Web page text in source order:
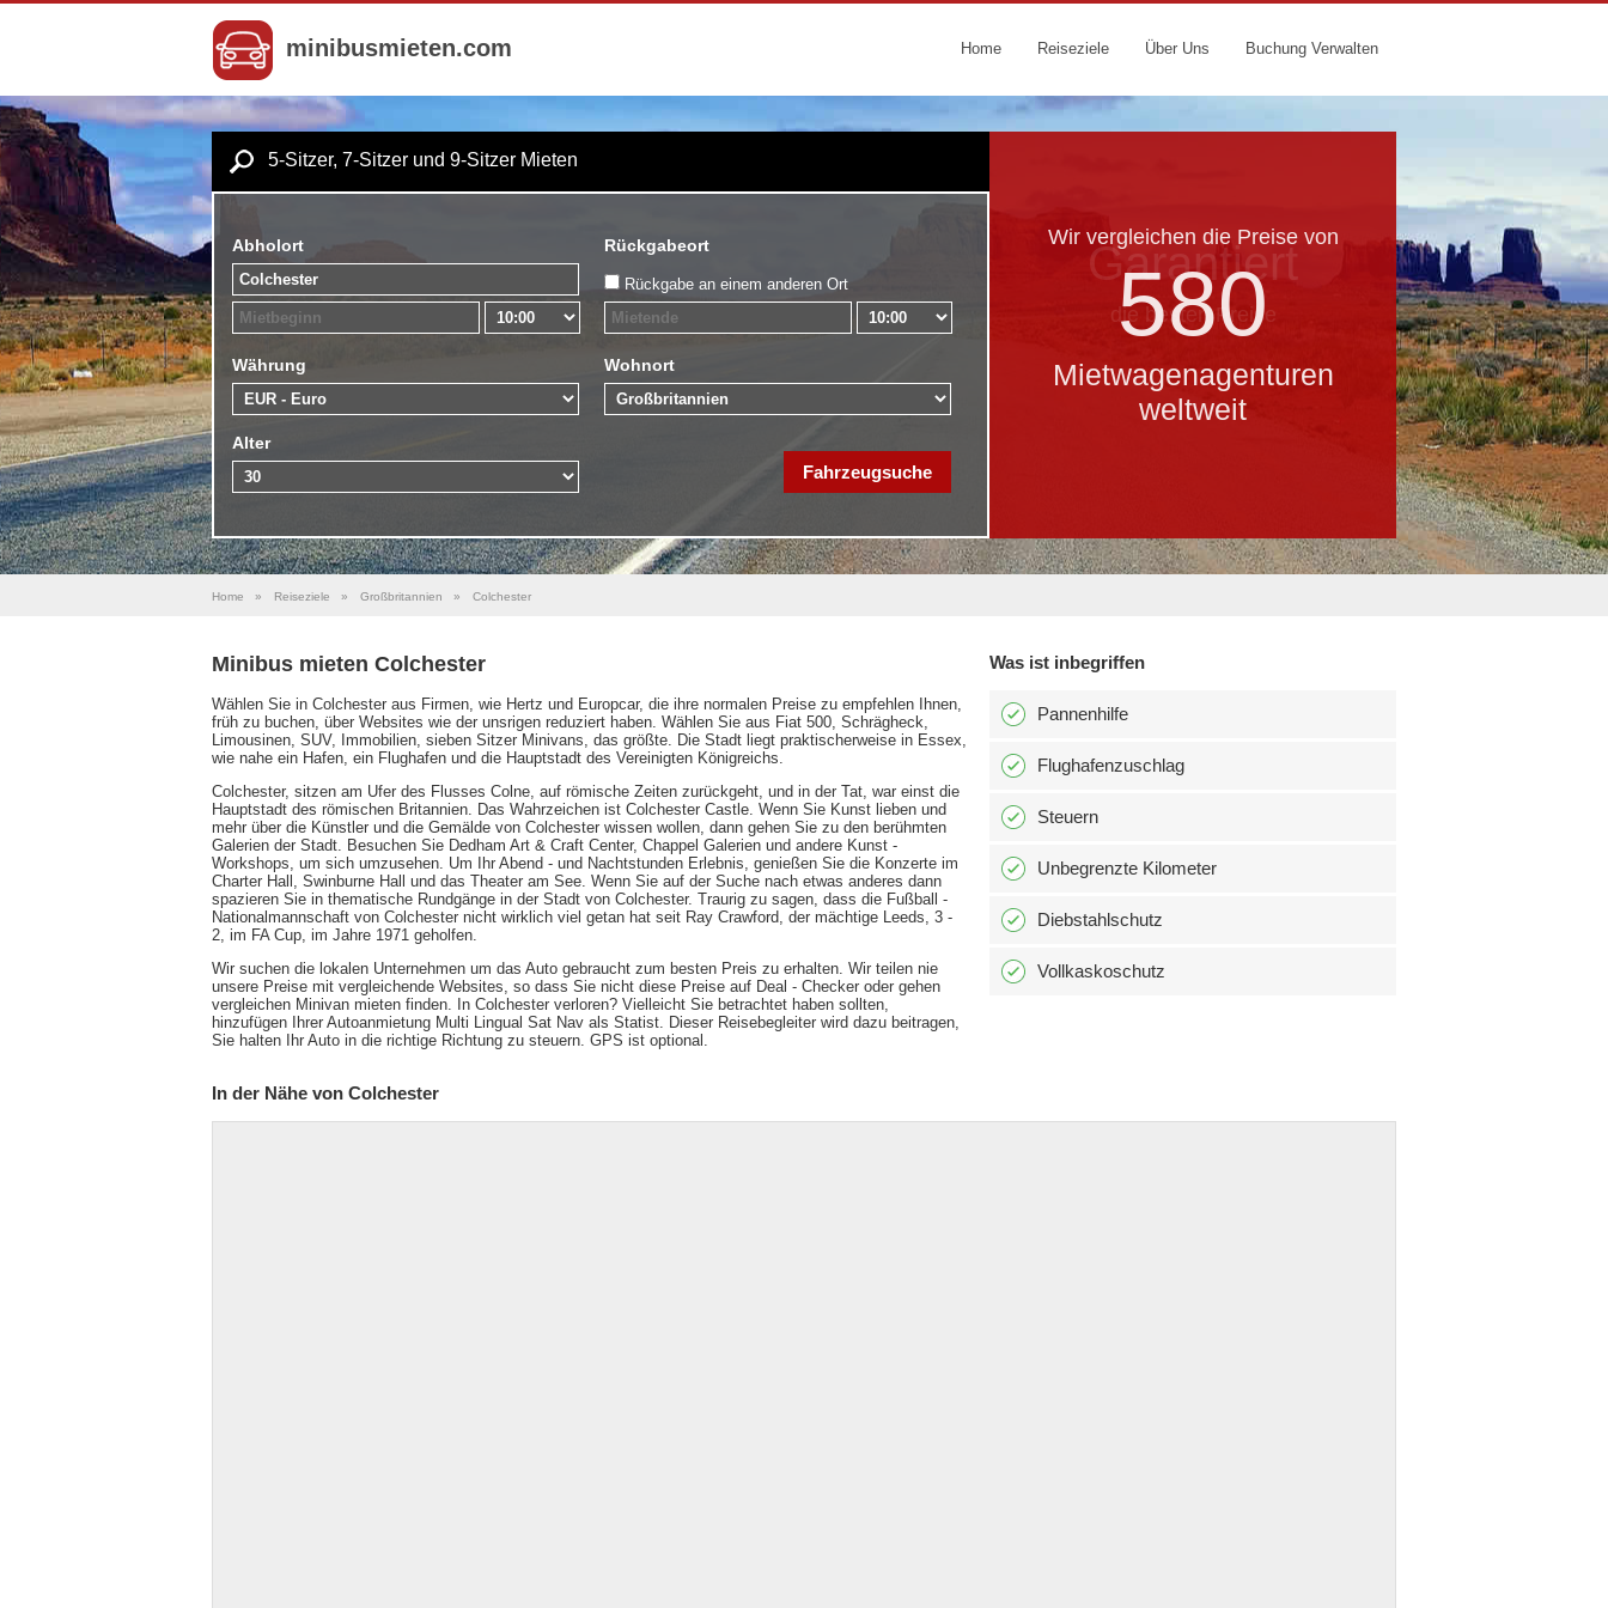
minibusmieten.com Home Reiseziele Über Uns Buchung Verwalten
5-Sitzer, 7-Sitzer und 9-Sitzer Mieten
Abholort Rückgabeort
Rückgabe an einem anderen Ort
Währung Wohnort
Alter
Wir vergleichen die Preise von
580
Mietwagenagenturen
weltweit
Garantiert
die besten Preise
Home » Reiseziele » Großbritannien » Colchester
Minibus mieten Colchester
Wählen Sie in Colchester aus Firmen, wie Hertz und Europcar, die ihre normalen Preise zu empfehlen Ihnen,
früh zu buchen, über Websites wie der unsrigen reduziert haben. Wählen Sie aus Fiat 500, Schrägheck,
Limousinen, SUV, Immobilien, sieben Sitzer Minivans, das größte. Die Stadt liegt praktischerweise in Essex,
wie nahe ein Hafen, ein Flughafen und die Hauptstadt des Vereinigten Königreichs.
Colchester, sitzen am Ufer des Flusses Colne, auf römische Zeiten zurückgeht, und in der Tat, war einst die
Hauptstadt des römischen Britannien. Das Wahrzeichen ist Colchester Castle. Wenn Sie Kunst lieben und
mehr über die Künstler und die Gemälde von Colchester wissen wollen, dann gehen Sie zu den berühmten
Galerien der Stadt. Besuchen Sie Dedham Art & Craft Center, Chappel Galerien und andere Kunst -
Workshops, um sich umzusehen. Um Ihr Abend - und Nachtstunden Erlebnis, genießen Sie die Konzerte im
Charter Hall, Swinburne Hall und das Theater am See. Wenn Sie auf der Suche nach etwas anderes dann
spazieren Sie in thematische Rundgänge in der Stadt von Colchester. Traurig zu sagen, dass die Fußball -
Nationalmannschaft von Colchester nicht wirklich viel getan hat seit Ray Crawford, der mächtige Leeds, 3 -
2, im FA Cup, im Jahre 1971 geholfen.
Wir suchen die lokalen Unternehmen um das Auto gebraucht zum besten Preis zu erhalten. Wir teilen nie
unsere Preise mit vergleichende Websites, so dass Sie nicht diese Preise auf Deal - Checker oder gehen
vergleichen Minivan mieten finden. In Colchester verloren? Vielleicht Sie betrachtet haben sollten,
hinzufügen Ihrer Autoanmietung Multi Lingual Sat Nav als Statist. Dieser Reisebegleiter wird dazu beitragen,
Sie halten Ihr Auto in die richtige Richtung zu steuern. GPS ist optional.
Was ist inbegriffen
Pannenhilfe
Flughafenzuschlag
Steuern
Unbegrenzte Kilometer
Diebstahlschutz
Vollkaskoschutz
In der Nähe von Colchester